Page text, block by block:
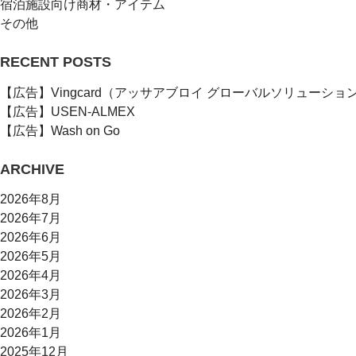
宿泊施設向け商材・アイテム
その他
RECENT POSTS
【広告】Vingcard（アッサアブロイ グローバルソリューショ
【広告】USEN-ALMEX
【広告】Wash on Go
ARCHIVE
2026年8月
2026年7月
2026年6月
2026年5月
2026年4月
2026年3月
2026年2月
2026年1月
2025年12月